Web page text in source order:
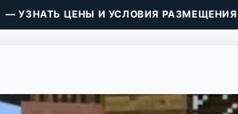
— УЗНАТЬ ЦЕНЫ И УСЛОВИЯ